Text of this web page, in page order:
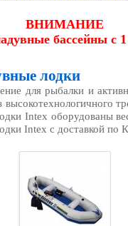
ВНИМАНИЕ
бассейны с 1
лодки
для рыбалки и
Intex оборудованы
Intex с доставкой по